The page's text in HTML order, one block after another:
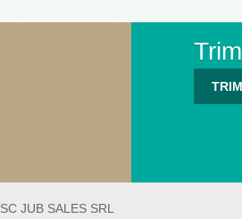
SC JUB SALES SRL